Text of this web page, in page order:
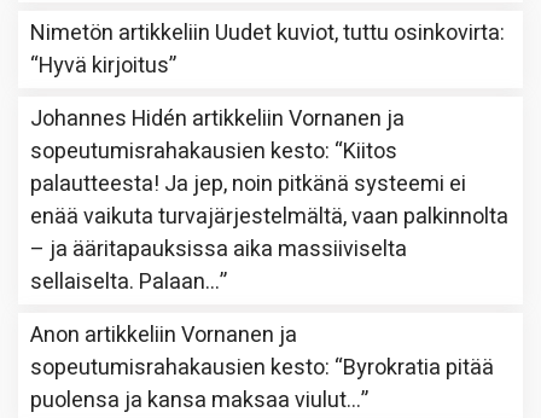
Nimetön artikkeliin Uudet kuviot, tuttu osinkovirta:
“Hyvä kirjoitus”
Johannes Hidén artikkeliinVornanen ja
sopeutumisrahakausien kesto: “Kiitos
palautteesta! Ja jep, noin pitkänä systeemi ei
enää vaikuta turvajärjestelmältä, vaan palkinnolta
– ja ääritapauksissa aika massiiviselta
sellaiselta. Palaan…”
Anon artikkeliinVornanen ja
sopeutumisrahakausien kesto: “Byrokratia pitää
puolensa ja kansa maksaa viulut…”